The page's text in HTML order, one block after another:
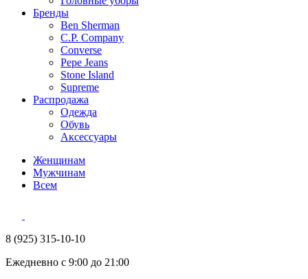
Бренды
Ben Sherman
C.P. Company
Converse
Pepe Jeans
Stone Island
Supreme
Распродажа
Одежда
Обувь
Аксессуары
Женщинам
Мужчинам
Всем
8 (925) 315-10-10
Ежедневно с 9:00 до 21:00